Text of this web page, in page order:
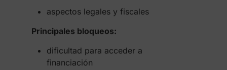
aspectos legales y fiscales
Principales bloqueos:
dificultad para acceder a
financiación